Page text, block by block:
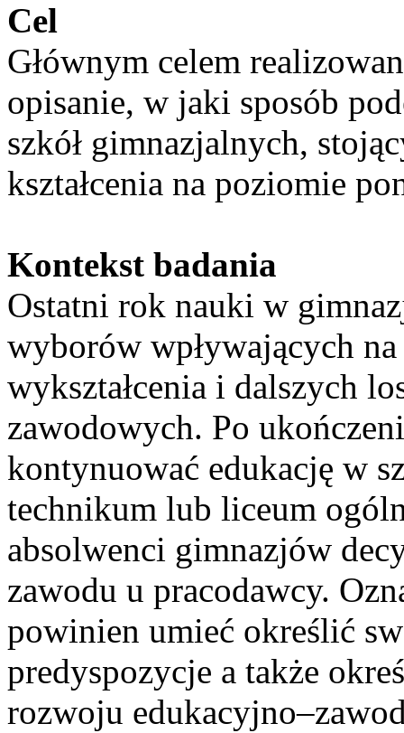
Cel
Głównym celem
opisanie, w jaki sposób
szkół gimnazjalnych,
kształcenia na poziomie
Kontekst badania
Ostatni rok nauki w
wyborów wpływających
wykształcenia i dalszych
zawodowych. Po
kontynuować edukację w
technikum lub liceum
absolwenci gimnazjów
zawodu u pracodawcy.
powinien umieć określić
predyspozycje a także
rozwoju